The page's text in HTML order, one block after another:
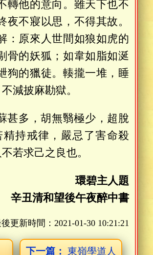
轉他的意向。雖天下也不
不寢以思，不得其故。
：原來人世間如狼如虎的
骨的妖狐；如韋如脂如涎
狗的獵徒。輳攏一堆，睡
減披麻勘獄。
甚多，胡無翳極少，超脫
持戒律，嚴忌了害命殺
若求己之良也。
環碧主人題
辛丑清和望後午夜醉中書
更新時間： 2021-01-30 10:21:21
下一篇： 東嶺學道人